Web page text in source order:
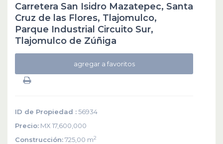
Carretera San Isidro Mazatepec, Santa
Cruz de las Flores, Tlajomulco,
Parque Industrial Circuito Sur,
Tlajomulco de Zúñiga
agregar a favoritos
ID de Propiedad :56934
Precio: MX 17,600,000
Construcción:725,00 m2